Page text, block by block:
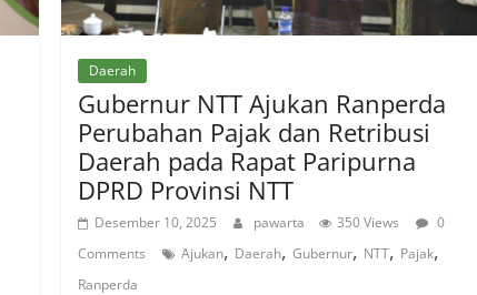
Daerah
Gubernur NTT Ajukan Ranperda
Perubahan Pajak dan Retribusi
Daerah pada Rapat Paripurna
DPRD Provinsi NTT
Desember 10, 2025 pawarta 350 Views
0
Comments
Ajukan, Daerah,Gubernur, NTT, Pajak,
Ranperda